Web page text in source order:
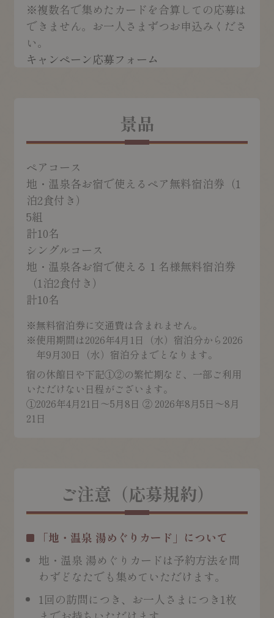
※複数名で集めたカードを合算しての応募は
できません。お一人さまずつお申込みくださ
い。
キャンペーン応募フォーム
景品
ペアコース
地・温泉各お宿で使えるペア無料宿泊券（1
泊2食付き）
5組
計10名
シングルコース
地・温泉各お宿で使える１名様無料宿泊券
（1泊2食付き）
計10名
※無料宿泊券に交通費は含まれません。
※使用期間は2026年4月1日（水）宿泊分から2026
年9月30日（水）宿泊分までとなります。
宿の休館日や下記①②の繁忙期など、一部ご利用
いただけない日程がございます。
①2026年4月21日～5月8日 ② 2026年8月5日～8月
21日
ご注意（応募規約）
「地・温泉 湯めぐりカード」について
地・温泉 湯めぐりカードは予約方法を問
わずどなたでも集めていただけます。
1回の訪問につき、お一人さまにつき1枚